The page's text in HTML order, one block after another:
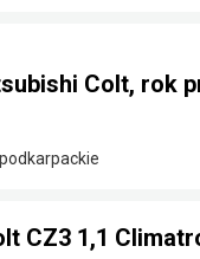
Colt, rok
CZ3 1,1